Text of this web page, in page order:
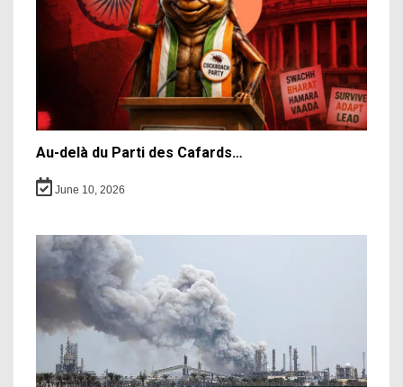
Au-delà du Parti des Cafards…
June 10, 2026